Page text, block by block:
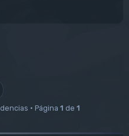
Búsqueda avanzada
• Página 1 de 1